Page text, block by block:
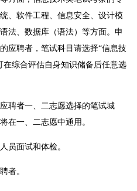
、软件工程、信息安全、设计模
法、数据库（语法）等方面。申
应聘者，笔试科目请选择“信息技
综合评估自身知识储备后任意选
聘者一、二志愿选择的笔试城
在一、二志愿中通用。
员面试和体检。
者。